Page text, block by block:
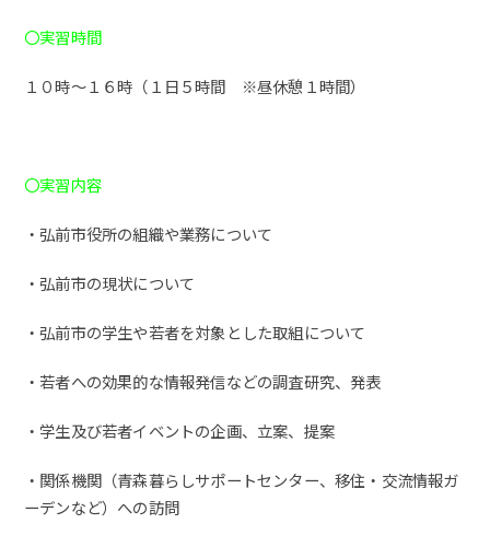
〇実習時間
１０時～１６時（１日５時間 ※昼休憩１時間）
〇実習内容
・弘前市役所の組織や業務について
・弘前市の現状について
・弘前市の学生や若者を対象とした取組について
・若者への効果的な情報発信などの調査研究、発表
・学生及び若者イベントの企画、立案、提案
・関係機関（青森暮らしサポートセンター、移住・交流情報ガ
ーデンなど）への訪問